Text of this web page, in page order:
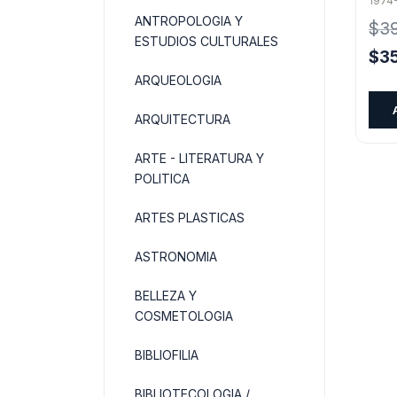
ANTROPOLOGIA Y
ESTUDIOS CULTURALES
ARQUEOLOGIA
ARQUITECTURA
ARTE - LITERATURA Y
POLITICA
ARTES PLASTICAS
ASTRONOMIA
BELLEZA Y
COSMETOLOGIA
BIBLIOFILIA
BIBLIOTECOLOGIA /
el
$
El
$